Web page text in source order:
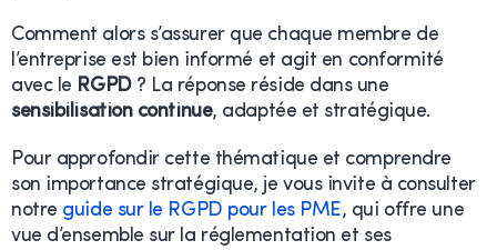
Comment alors s’assurer que chaque membre de
l’entreprise est bien informé et agit en conformité
avec le RGPD? La réponse réside dans une
sensibilisation continue, adaptée et stratégique.
Pour approfondir cette thématique et comprendre
son importance stratégique, je vous invite à consulter
notre guide sur le RGPD pour les PME, qui offre une
vue d’ensemble sur la réglementation et ses